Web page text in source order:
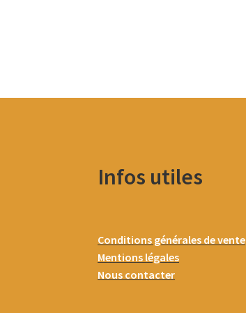
Infos utiles
Conditions générales de vente
Mentions légales
Nous contacter